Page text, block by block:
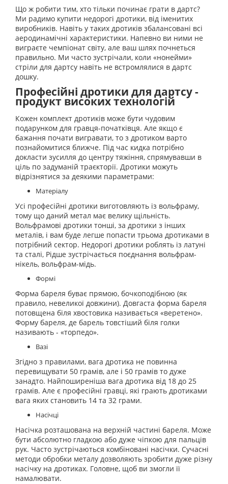
Що ж робити тим, хто тільки починає грати в дартс?
Ми радимо купити недорогі дротики, від іменитих
виробників. Навіть у таких дротиків збалансовані всі
аеродинамічні характеристики. Напевно ви ними не
виграєте чемпіонат світу, але ваш шлях почнеться
правильно. Ми часто зустрічали, коли «нонейми»
стріли для дартсу навіть не встромлялися в дартс
дошку.
Професійні дротики для дартсу -
продукт високих технологій
Кожен комплект дротиків може бути чудовим
подарунком для гравця-початківця. Але якщо є
бажання почати вигравати, то з дротиком варто
познайомитися ближче. Під час кидка потрібно
докласти зусилля до центру тяжіння, спрямувавши в
ціль по задуманій траєкторії. Дротики можуть
відрізнятися за деякими параметрами:
Матеріалу
Усі професійні дротики виготовляють із вольфраму,
тому що даний метал має велику щільність.
Вольфрамові дротики тонші, за дротики з інших
металів, і вам буде легше попасти трьома дротиками в
потрібний сектор. Недорогі дротики роблять із латуні
та сталі, Рідше зустрічається поєднання вольфрам-
нікель, вольфрам-мідь.
Формі
Форма бареля буває прямою, бочкоподібною (як
правило, невеликої довжини). Довгаста форма бареля
потовщена біля хвостовика називається «веретено».
Форму бареля, де барель товстіший біля голки
називають - «торпедо».
Вазі
Згідно з правилами, вага дротика не повинна
перевищувати 50 грамів, але і 50 грамів то дуже
занадто. Найпоширеніша вага дротика від 18 до 25
грамів. Але є професійні гравці, які грають дротиками
вага яких становить 14 та 32 грами.
Насічці
Насічка розташована на верхній частині бареля. Може
бути абсолютно гладкою або дуже чіпкою для пальців
рук. Часто зустрічаються комбіновані насічки. Сучасні
методи обробки металу дозволяють зробити дуже різну
насічку на дротиках. Головне, щоб ви змогли її
намалювати.